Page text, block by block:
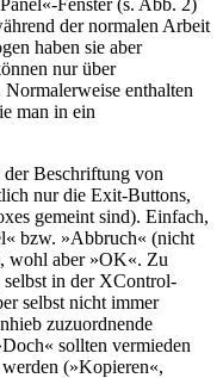
der normalen Arbeit
haben sie aber
nur über
Normalerweise enthalten
man in ein
Beschriftung von
nur die Exit-Buttons,
gemeint sind). Einfach,
bzw. »Abbruch« (nicht
aber »OK«. Zu
in der XControl-
selbst nicht immer
zuzuordnende
sollten vermieden
(»Kopieren«,